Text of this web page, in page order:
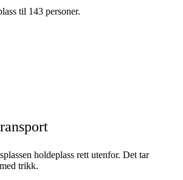
til 143 personer.
holdeplass rett utenfor. Det tar
trikk.